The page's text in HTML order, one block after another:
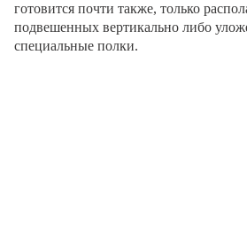
готовится почти также, только
подвешенных вертикально либо
специальные полки.